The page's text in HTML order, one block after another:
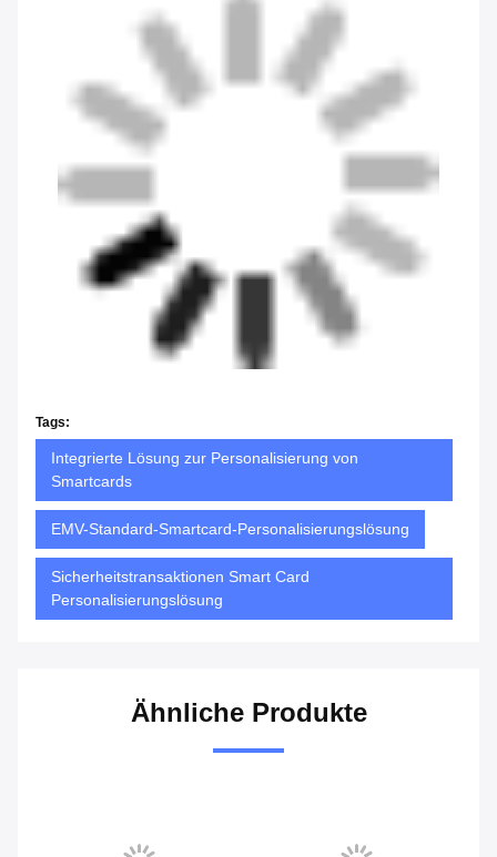
Tags:
Integrierte Lösung zur Personalisierung von
Smartcards
EMV-Standard-Smartcard-Personalisierungslösung
Sicherheitstransaktionen Smart Card
Personalisierungslösung
Ähnliche Produkte